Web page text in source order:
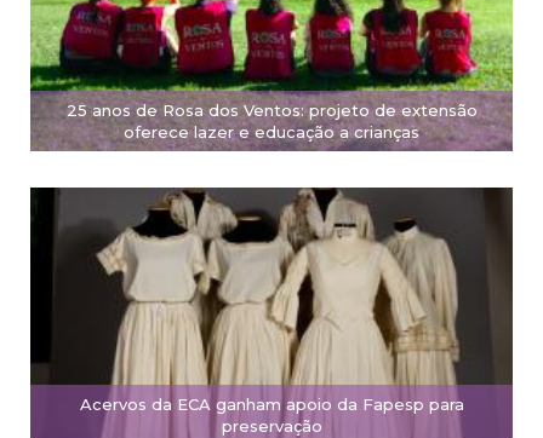
25 anos de Rosa dos Ventos: projeto de extensão
oferece lazer e educação a crianças
Acervos da ECA ganham apoio da Fapesp para
preservação